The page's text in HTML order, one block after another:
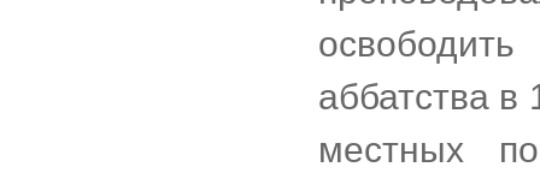
аббатства в
местных